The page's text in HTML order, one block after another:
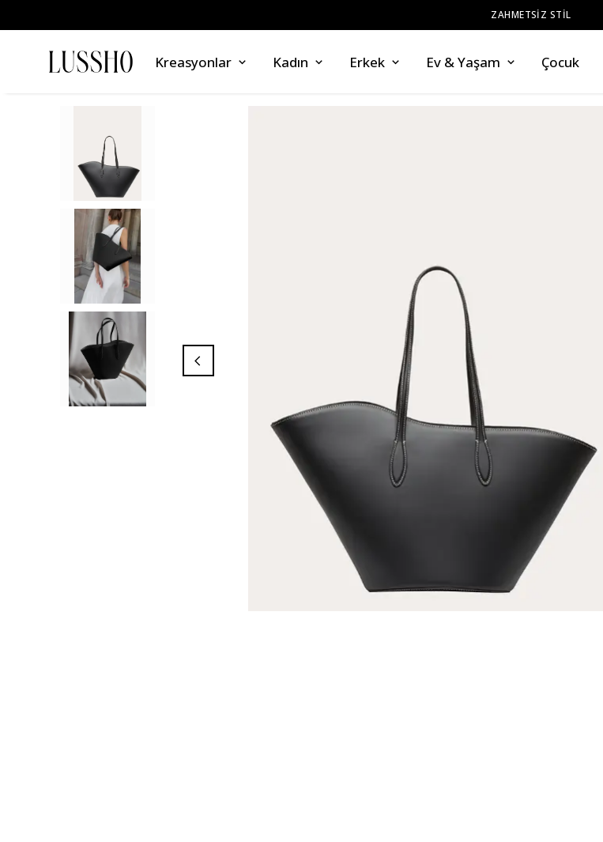
ZAHMETSİZ STİL
Kreasyonlar Kadın Erkek Ev & Yaşam Çocuk